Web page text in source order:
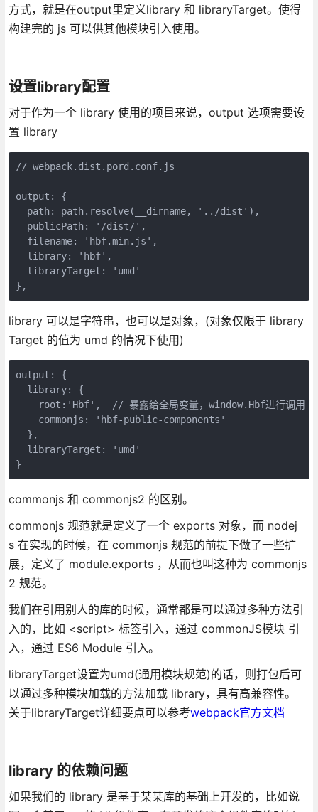
方式，就是在output里定义library 和 libraryTarget。使得
构建完的 js 可以供其他模块引入使用。
设置library配置
对于作为一个 library 使用的项目来说，output 选项需要设
置 library
// webpack.dist.pord.conf.js
output: {
  path: path.resolve(__dirname, '../dist'),
  publicPath: '/dist/',
  filename: 'hbf.min.js',
  library: 'hbf',
  libraryTarget: 'umd'
library 可以是字符串，也可以是对象，(对象仅限于 library
Target 的值为 umd 的情况下使用)
output: {
  library: {
    root:'Hbf',  // 暴露给全局变量，window.Hbf进行调用
    commonjs: 'hbf-public-components'
  },
  libraryTarget: 'umd'
commonjs 和 commonjs2 的区别。
commonjs 规范就是定义了一个 exports 对象，而 nodej
s 在实现的时候，在 commonjs 规范的前提下做了一些扩
展，定义了 module.exports ，从而也叫这种为 commonjs
2 规范。
我们在引用别人的库的时候，通常都是可以通过多种方法引
入的，比如 <script> 标签引入，通过 commonJS模块 引
入，通过 ES6 Module 引入。
libraryTarget设置为umd(通用模块规范)的话，则打包后可
以通过多种模块加载的方法加载 library，具有高兼容性。
关于libraryTarget详细要点可以参考webpack官方文档
library 的依赖问题
如果我们的 library 是基于某某库的基础上开发的，比如说